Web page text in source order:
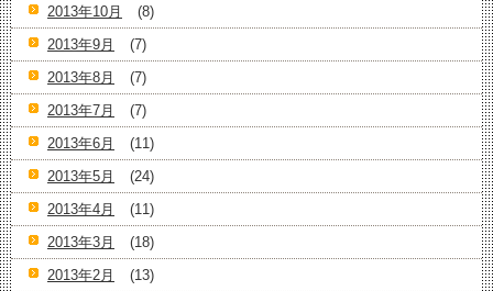
2013年10月
(8)
2013年9月
(7)
2013年8月
(7)
2013年7月
(7)
2013年6月
(11)
2013年5月
(24)
2013年4月
(11)
2013年3月
(18)
2013年2月
(13)